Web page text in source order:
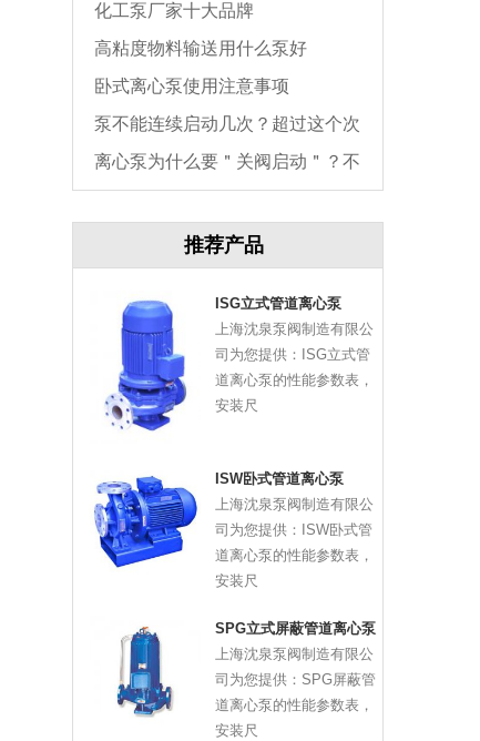
化工泵厂家十大品牌
高粘度物料输送用什么泵好
卧式离心泵使用注意事项
泵不能连续启动几次？超过这个次
数，电机必坏
离心泵为什么要＂关阀启动＂？不
推荐产品
ISG立式管道离心泵
上海沈泉泵阀制造有限公
司为您提供：ISG立式管
道离心泵的性能参数表，
安装尺
ISW卧式管道离心泵
上海沈泉泵阀制造有限公
司为您提供：ISW卧式管
道离心泵的性能参数表，
安装尺
SPG立式屏蔽管道离心泵
上海沈泉泵阀制造有限公
司为您提供：SPG屏蔽管
道离心泵的性能参数表，
安装尺